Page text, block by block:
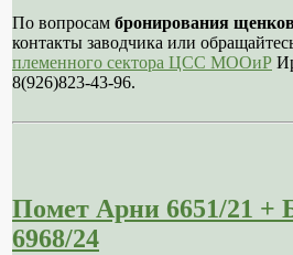
По вопросам бронирования щенков
контакты заводчика или
племенного сектора ЦСС МООиР
8(926)823-43-96.
Помет Арни 6651/21 +
6968/24